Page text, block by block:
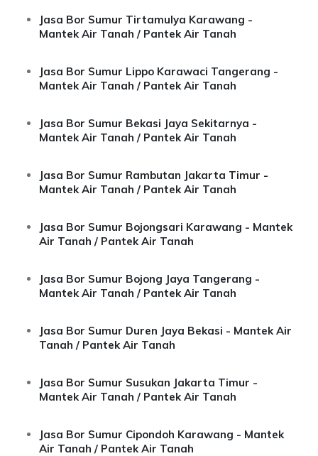
Jasa Bor Sumur Tirtamulya Karawang -
Mantek Air Tanah / Pantek Air Tanah
Jasa Bor Sumur Lippo Karawaci Tangerang -
Mantek Air Tanah / Pantek Air Tanah
Jasa Bor Sumur Bekasi Jaya Sekitarnya -
Mantek Air Tanah / Pantek Air Tanah
Jasa Bor Sumur Rambutan Jakarta Timur -
Mantek Air Tanah / Pantek Air Tanah
Jasa Bor Sumur Bojongsari Karawang - Mantek
Air Tanah / Pantek Air Tanah
Jasa Bor Sumur Bojong Jaya Tangerang -
Mantek Air Tanah / Pantek Air Tanah
Jasa Bor Sumur Duren Jaya Bekasi - Mantek Air
Tanah / Pantek Air Tanah
Jasa Bor Sumur Susukan Jakarta Timur -
Mantek Air Tanah / Pantek Air Tanah
Jasa Bor Sumur Cipondoh Karawang - Mantek
Air Tanah / Pantek Air Tanah